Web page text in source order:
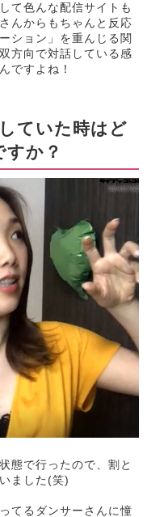
て色んな配信サイトも
んからもちゃんと反応
ション」を重んじる関
方向で対話している感
ですよね！
ていた時はど
か？
態で行ったので、割と
ました(笑)
てるダンサーさんに憧